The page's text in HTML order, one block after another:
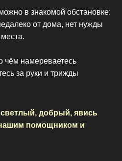
в знакомой обстановке:
от дома, нет нужды
чём намереваетесь
за руки и трижды
добрый, явись
помощником и